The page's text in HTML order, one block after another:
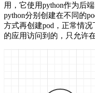
用，它使用python作为后
python分别创建在不同的
方式再创建pod，正常情
的应用访问到的，只允许